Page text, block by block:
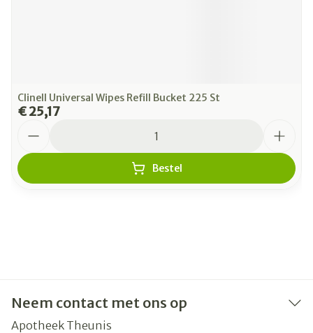
Clinell Universal Wipes Refill Bucket 225 St
€ 25,17
Bestel
Neem contact met ons op
Apotheek Theunis